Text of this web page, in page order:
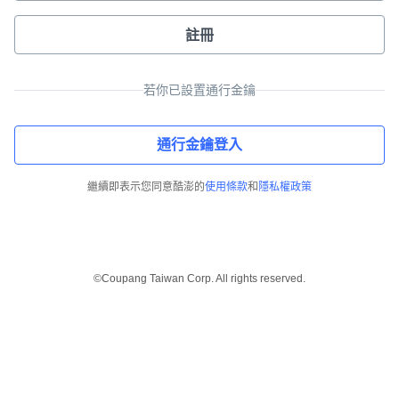
註冊
若你已設置通行金鑰
通行金鑰登入
繼續即表示您同意酷澎的使用條款和 隱私權政策
©Coupang Taiwan Corp. All rights reserved.